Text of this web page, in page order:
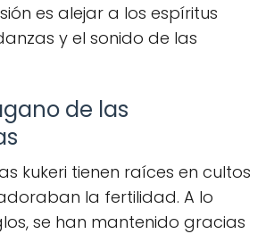
es alejar a los espíritus
y el sonido de las
de las
kukeri tienen raíces en cultos
la fertilidad. A lo
se han mantenido gracias